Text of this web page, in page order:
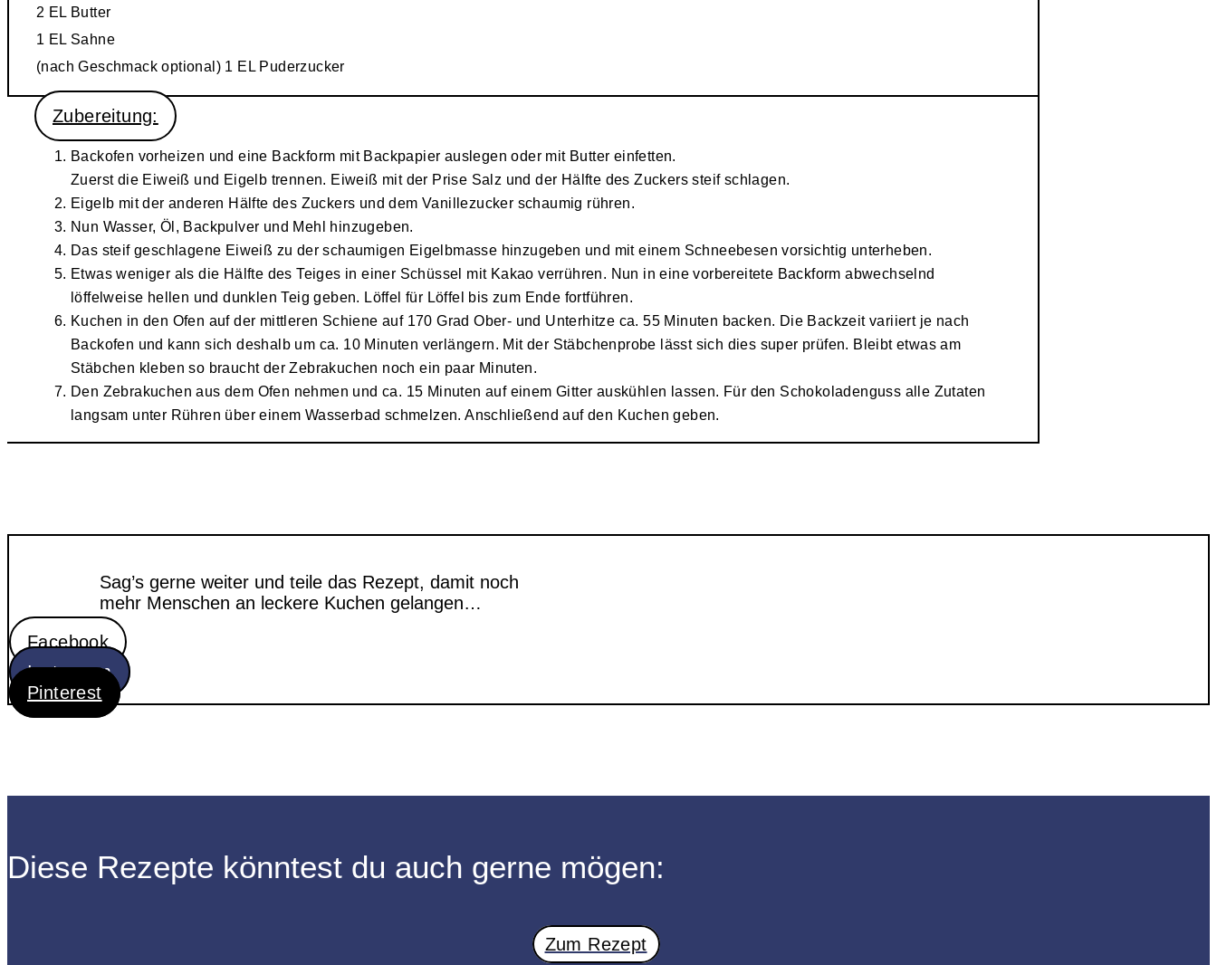
2 EL Butter
1 EL Sahne
(nach Geschmack optional) 1 EL Puderzucker
Zubereitung:
Backofen vorheizen und eine Backform mit Backpapier auslegen oder mit Butter einfetten.
Zuerst die Eiweiß und Eigelb trennen. Eiweiß mit der Prise Salz und der Hälfte des Zuckers steif schlagen.
Eigelb mit der anderen Hälfte des Zuckers und dem Vanillezucker schaumig rühren.
Nun Wasser, Öl, Backpulver und Mehl hinzugeben.
Das steif geschlagene Eiweiß zu der schaumigen Eigelbmasse hinzugeben und mit einem Schneebesen vorsichtig unterheben.
Etwas weniger als die Hälfte des Teiges in einer Schüssel mit Kakao verrühren. Nun in eine vorbereitete Backform abwechselnd
löffelweise hellen und dunklen Teig geben. Löffel für Löffel bis zum Ende fortführen.
Kuchen in den Ofen auf der mittleren Schiene auf 170 Grad Ober- und Unterhitze ca. 55 Minuten backen. Die Backzeit variiert je nach
Backofen und kann sich deshalb um ca. 10 Minuten verlängern. Mit der Stäbchenprobe lässt sich dies super prüfen. Bleibt etwas am
Stäbchen kleben so braucht der Zebrakuchen noch ein paar Minuten.
Den Zebrakuchen aus dem Ofen nehmen und ca. 15 Minuten auf einem Gitter auskühlen lassen. Für den Schokoladenguss alle Zutaten
langsam unter Rühren über einem Wasserbad schmelzen. Anschließend auf den Kuchen geben.
Sag’s gerne weiter und teile das Rezept, damit noch
mehr Menschen an leckere Kuchen gelangen…
Facebook
Instagram
Pinterest
Diese Rezepte könntest du auch gerne mögen:
Zum Rezept